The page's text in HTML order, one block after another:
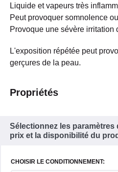
Liquide et vapeurs très
Peut provoquer somnolence
Provoque une sévère irritation
L'exposition répétée peut
gerçures de la peau.
Propriétés
Sélectionnez les
prix et la disponibilité du
CHOISIR LE CONDITIONNEMENT: